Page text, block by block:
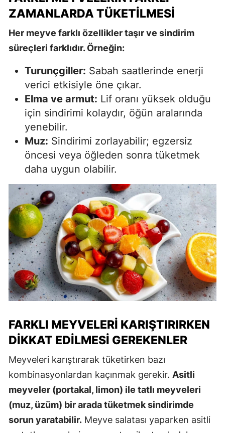
ZAMANLARDA TÜKETILMESI
Her meyve farklı özellikler taşır ve sindirim
süreçleri farklıdır. Örneğin:
Turunçgiller: Sabah saatlerinde enerji
verici etkisiyle öne çıkar.
Elma ve armut: Lif oranı yüksek olduğu
için sindirimi kolaydır, öğün aralarında
yenebilir.
Muz: Sindirimi zorlayabilir; egzersiz
öncesi veya öğleden sonra tüketmek
daha uygun olabilir.
FARKLI MEYVELERI KARIŞTIRIRKEN
DIKKAT EDILMESI GEREKENLER
Meyveleri karıştırarak tüketirken bazı
kombinasyonlardan kaçınmak gerekir. Asitli
meyveler (portakal, limon) ile tatlı meyveleri
(muz, üzüm) bir arada tüketmek sindirimde
sorun yaratabilir. Meyve salatası yaparken asitli